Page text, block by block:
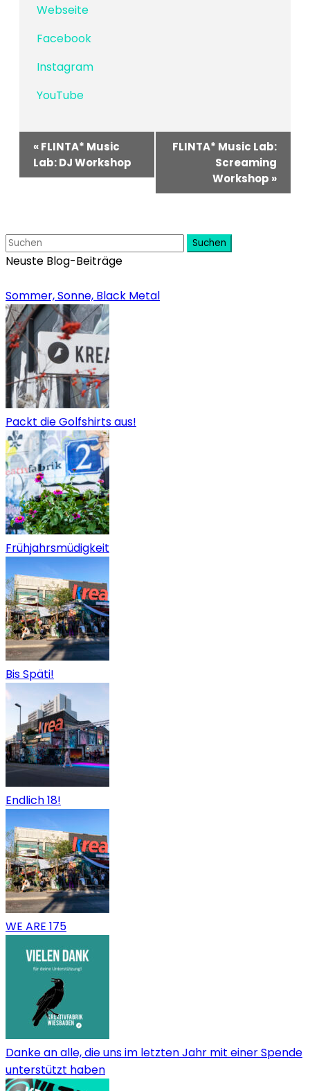
Webseite
Facebook
Instagram
YouTube
Navigation
«FLINTA* Music
Lab: DJ Workshop
FLINTA* Music Lab:
Screaming
Workshop »
Suchen
Neuste Blog-Beiträge
Sommer, Sonne, Black Metal
Packt die Golfshirts aus!
Frühjahrsmüdigkeit
Bis Späti!
Endlich 18!
WE ARE 175
Danke an alle, die uns im letzten Jahr mit einer Spende
unterstützt haben